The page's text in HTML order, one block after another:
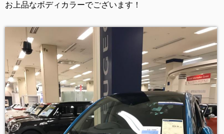
お上品なボディカラーでございます！